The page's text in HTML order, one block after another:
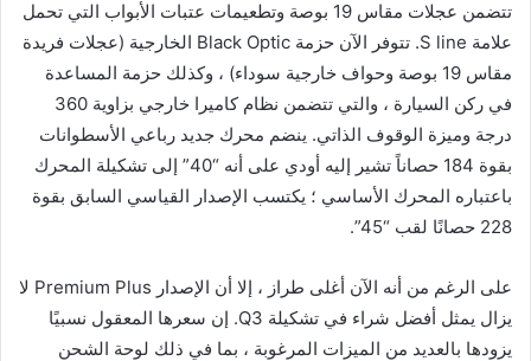
تتضمن عجلات مقاس 19 بوصة وتطعيمات عتبات الأبواب التي تحمل
علامة S line. تتوفر الآن حزمة Black Optic الخارجية (عجلات فريدة
مقاس 19 بوصة وحواف خارجية سوداء) ، وكذلك حزمة المساعدة
في ركن السيارة ، والتي تتضمن نظام كاميرا خارجي بزاوية 360
درجة وميزة الوقوف الذاتي. ينضم محرك جديد رباعي الأسطوانات
بقوة 184 حصاناً تشير إليه أودي على أنه “40” إلى تشكيلة المحرك
باعتباره المحرك الأساسي ؛ يكتسب الإصدار القياسي السابق بقوة
228 حصانًا لقب “45”.
على الرغم من أنه الآن أغلى طراز ، إلا أن الإصدار Premium Plus لا
يزال يمثل أفضل شراء في تشكيلة Q3. إن سعرها المعقول نسبيًا
يزودها بالعديد من الميزات المرغوبة ، بما في ذلك لوحة الشحن